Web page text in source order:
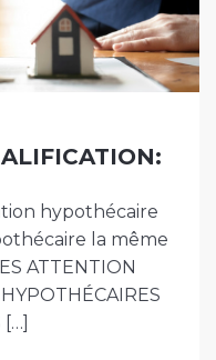
hypothécaire
la même
ATTENTION
[…]